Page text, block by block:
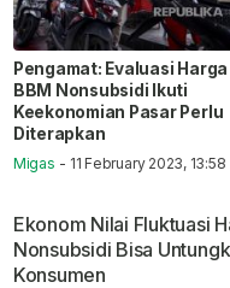
Pengamat: Evaluasi Harga
BBM Nonsubsidi Ikuti
Keekonomian Pasar Perlu
Diterapkan
Migas - 11 February 2023, 13:58
Ekonom Nilai Fluktuasi
Nonsubsidi Bisa
Konsumen